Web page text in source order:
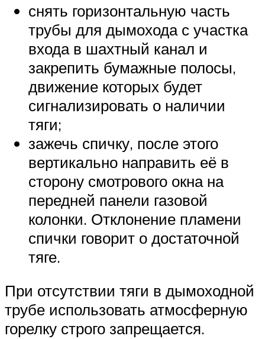
снять горизонтальную часть
трубы для дымохода с участка
входа в шахтный канал и
закрепить бумажные полосы,
движение которых будет
сигнализировать о наличии
тяги;
зажечь спичку, после этого
вертикально направить её в
сторону смотрового окна на
передней панели газовой
колонки. Отклонение пламени
спички говорит о достаточной
тяге.
При отсутствии тяги в дымоходной
трубе использовать атмосферную
горелку строго запрещается.